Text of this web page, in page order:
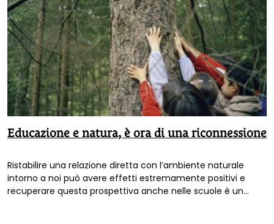
Educazione e natura, è ora di una riconnessione
Ristabilire una relazione diretta con l’ambiente naturale
intorno a noi può avere effetti estremamente positivi e
recuperare questa prospettiva anche nelle scuole è un